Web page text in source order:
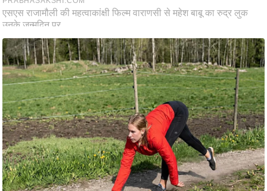
ए
म
.
आ
र
.
आ
ई
.
चा
य
प